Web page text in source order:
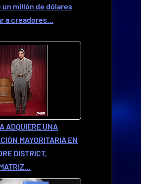
millón de dólares
a creadores…
ADQUIERE UNA
MAYORITARIA EN
DISTRICT,